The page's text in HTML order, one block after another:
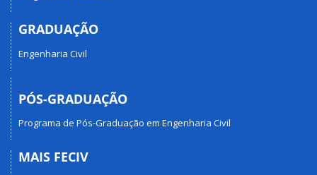
GRADUAÇÃO
Engenharia Civil
PÓS-GRADUAÇÃO
Programa de Pós-Graduação em Engenharia Civil
MAIS FECIV